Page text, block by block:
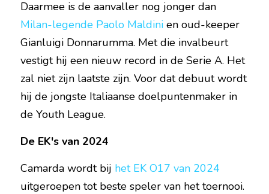
Milan-legende Paolo Maldini en oud-keeper
Gianluigi Donnarumma. Met die invalbeurt
vestigt hij een nieuw record in de Serie A. Het
zal niet zijn laatste zijn. Voor dat debuut wordt
hij de jongste Italiaanse doelpuntenmaker in
de Youth League.
De EK's van 2024
Camarda wordt bij het EK O17 van 2024
uitgeroepen tot beste speler van het toernooi.